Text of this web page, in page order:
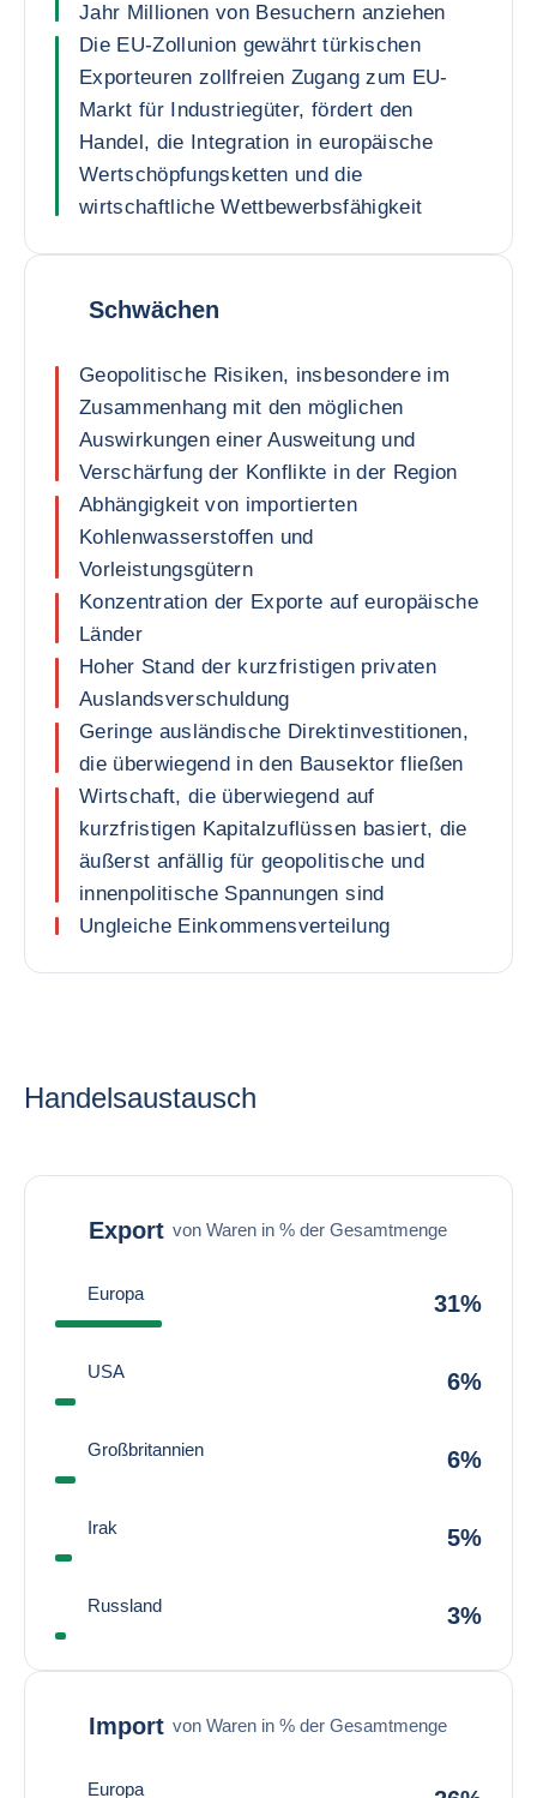
Jahr Millionen von Besuchern anziehen
Die EU-Zollunion gewährt türkischen
Exporteuren zollfreien Zugang zum EU-
Markt für Industriegüter, fördert den
Handel, die Integration in europäische
Wertschöpfungsketten und die
wirtschaftliche Wettbewerbsfähigkeit
Schwächen
Geopolitische Risiken, insbesondere im
Zusammenhang mit den möglichen
Auswirkungen einer Ausweitung und
Verschärfung der Konflikte in der Region
Abhängigkeit von importierten
Kohlenwasserstoffen und
Vorleistungsgütern
Konzentration der Exporte auf europäische
Länder
Hoher Stand der kurzfristigen privaten
Auslandsverschuldung
Geringe ausländische Direktinvestitionen,
die überwiegend in den Bausektor fließen
Wirtschaft, die überwiegend auf
kurzfristigen Kapitalzuflüssen basiert, die
äußerst anfällig für geopolitische und
innenpolitische Spannungen sind
Ungleiche Einkommensverteilung
Handelsaustausch
Export von Waren in % der Gesamtmenge
Europa 31%
USA 6%
Großbritannien 6%
Irak 5%
Russland 3%
Import von Waren in % der Gesamtmenge
Europa